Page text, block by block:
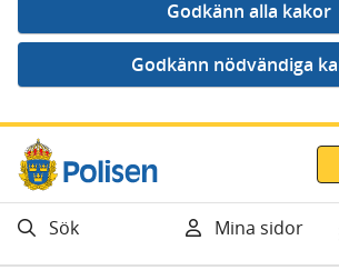
Gå direkt till innehåll
Sök Mina sidor